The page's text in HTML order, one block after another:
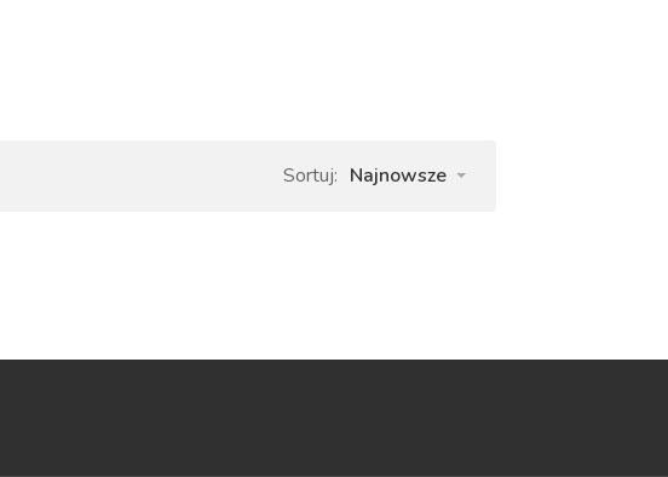
Sortuj: Najnowsze